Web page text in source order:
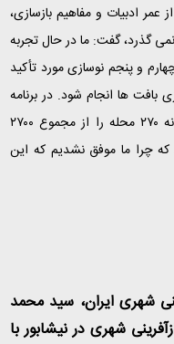
عمر ادبیات و مفاهیم بازسازی،
گذرد، گفت: ما در حال تجربه
و پنجم نوسازی مورد تأکید
بافت ها انجام شود. در برنامه
ششم که در میانه آن هستیم قرار شد، سالانه ۲۷۰ محله را از مجموع ۲۷۰۰
که چرا ما موفق نشدیم که این
شهری ایران، سید محمد
شهری در نیشابور با